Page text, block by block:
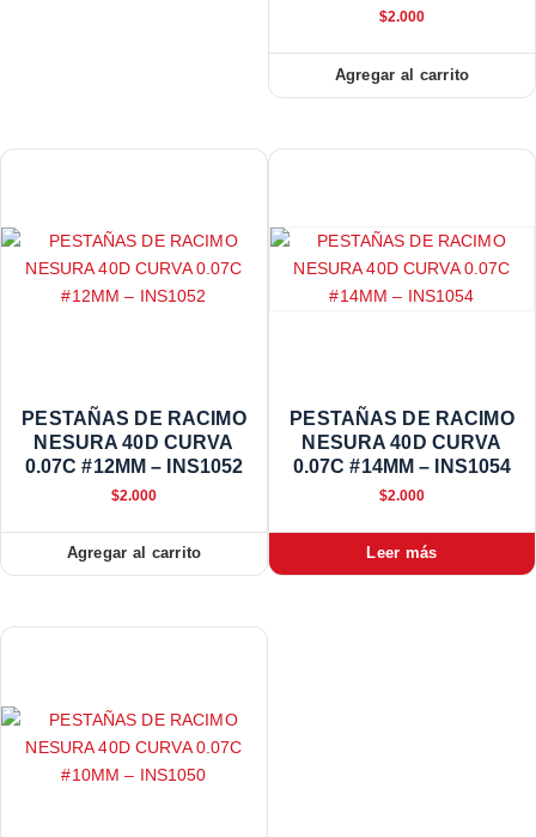
$2.000
Agregar al carrito
PESTAÑAS DE RACIMO
NESURA 40D CURVA
0.07C #12MM – INS1052
$2.000
Agregar al carrito
PESTAÑAS DE RACIMO
NESURA 40D CURVA
0.07C #14MM – INS1054
$2.000
Leer más